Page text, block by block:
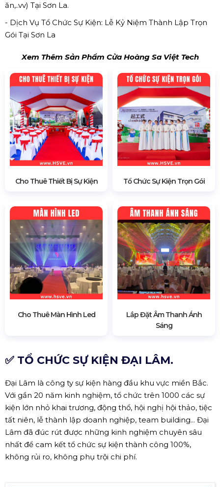
ăn,..vv) Tại Sơn La.
- Dịch Vụ Tổ Chức Sự Kiện: Lễ Kỷ Niệm Thành Lập Trọn
Gói Tại Sơn La
Xem Thêm Sản Phẩm Cửa Hoàng Sa Việt Tech
Cho Thuê Thiết Bị Sự Kiện Tổ Chức Sự Kiện Trọn Gói
Cho Thuê Màn Hình Led
Lắp Đặt Âm Thanh Ánh
Sáng
✅ TỔ CHỨC SỰ KIỆN ĐẠI LÂM.
Đại Lâm là công ty sự kiện hàng đầu khu vực miền Bắc.
Với gần 20 năm kinh nghiệm, tổ chức trên 1000 các sự
kiện lớn nhỏ khai trương, động thổ, hội nghị hội thảo, tiệc
tất niên, lễ thành lập doanh nghiệp, team building... Đại
Lâm đã đúc rút được những kinh nghiệm chuyên sâu
nhất để cam kết tổ chức sự kiện thành công 100%,
không rủi ro, không phụ trội chi phí.